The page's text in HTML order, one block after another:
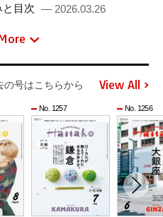
と目次 — 2026.03.26
の号はこちらから View All
No. 1257 No. 1256